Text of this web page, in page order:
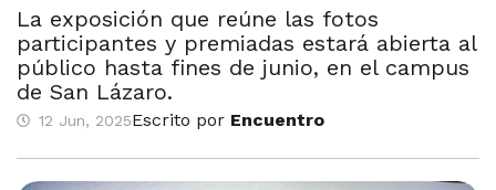
La exposición que reúne las fotos
participantes y premiadas estará abierta al
público hasta fines de junio, en el campus
de San Lázaro.
12 Jun, 2025Escrito por Encuentro